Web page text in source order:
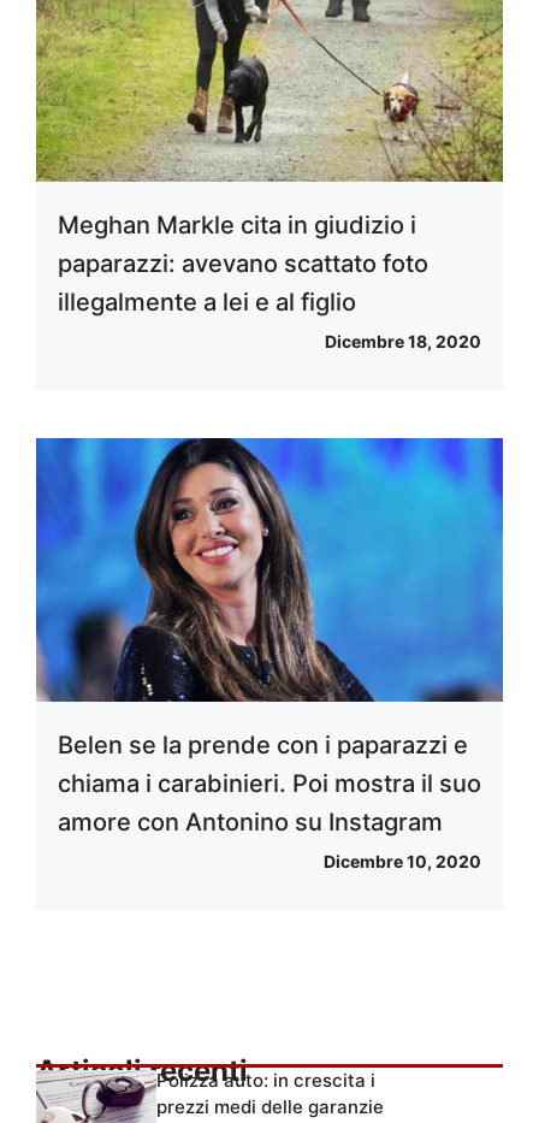
Meghan Markle cita in giudizio i
paparazzi: avevano scattato foto
illegalmente a lei e al figlio
Dicembre 18, 2020
Belen se la prende con i paparazzi e
chiama i carabinieri. Poi mostra il suo
amore con Antonino su Instagram
Dicembre 10, 2020
Articoli recentiPolizza auto: in crescita i
prezzi medi delle garanzie